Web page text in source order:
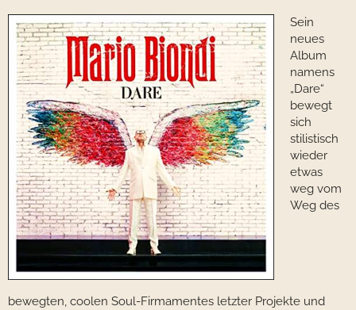
Sein
neues
Album
namens
„Dare“
bewegt
sich
stilistisch
wieder
etwas
weg vom
Weg des
bewegten, coolen Soul-Firmamentes letzter Projekte und